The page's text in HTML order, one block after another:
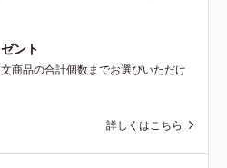
ント
商品の合計個数までお選びいただけ
詳しくはこちら